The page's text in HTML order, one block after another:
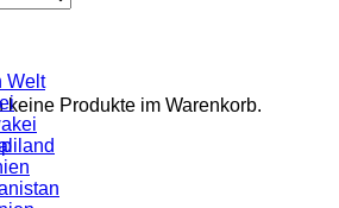
keine Produkte im Warenkorb.
Welt